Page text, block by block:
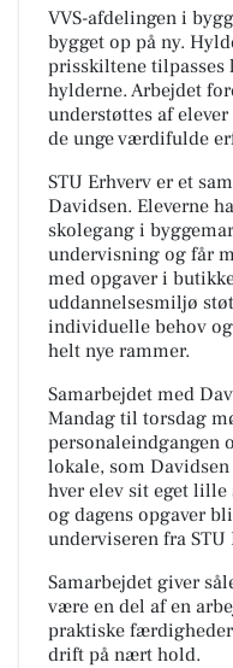
VVS-afdelingen i
bygget op på ny.
prisskiltene tilpasses
hylderne. Arbejdet
understøttes af
de unge værdifulde
STU Erhverv er et
Davidsen. Eleverne
skolegang i
undervisning og får
med opgaver i
uddannelsesmiljø
individuelle behov
helt nye rammer.
Samarbejdet med
Mandag til torsdag
personaleindgangen
lokale, som
hver elev sit eget
og dagens opgaver
underviseren fra STU
Samarbejdet giver
være en del af en
praktiske
drift på nært hold.